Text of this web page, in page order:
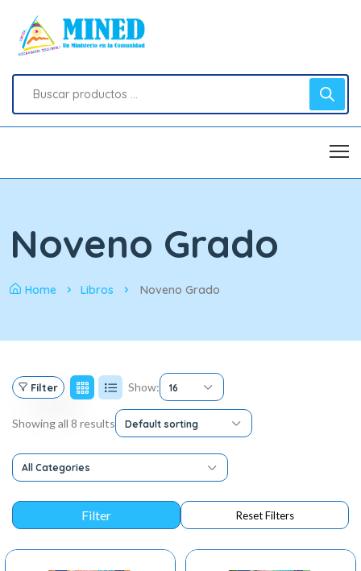
Noveno Grado
Home Libros Noveno Grado
Filter Show: 16
Showing all 8 results Default sorting
All Categories